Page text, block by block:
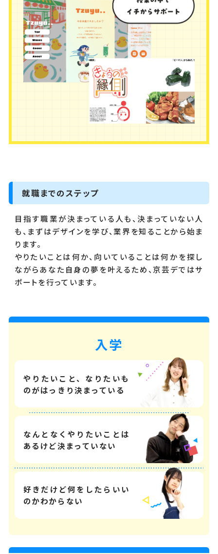
就職までのステップ
目指す職業が決まっている人も、決まっていない人
も、まずはデザインを学び、業界を知ることから始ま
ります。
やりたいことは何か、向いていることは何かを探し
ながらあなた自身の夢を叶えるため、京芸デではサ
ポートを行っています。
入学
やりたいこと、なりたいも
のがはっきり決まっている
なんとなくやりたいことは
あるけど決まっていない
好きだけど何をしたらいい
のかわからない